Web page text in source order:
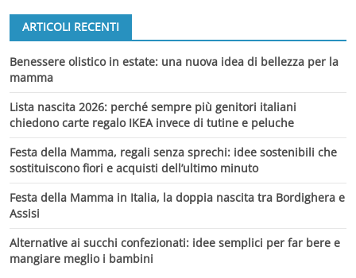
ARTICOLI RECENTI
Benessere olistico in estate: una nuova idea di bellezza per la
mamma
Lista nascita 2026: perché sempre più genitori italiani
chiedono carte regalo IKEA invece di tutine e peluche
Festa della Mamma, regali senza sprechi: idee sostenibili che
sostituiscono fiori e acquisti dell’ultimo minuto
Festa della Mamma in Italia, la doppia nascita tra Bordighera e
Assisi
Alternative ai succhi confezionati: idee semplici per far bere e
mangiare meglio i bambini